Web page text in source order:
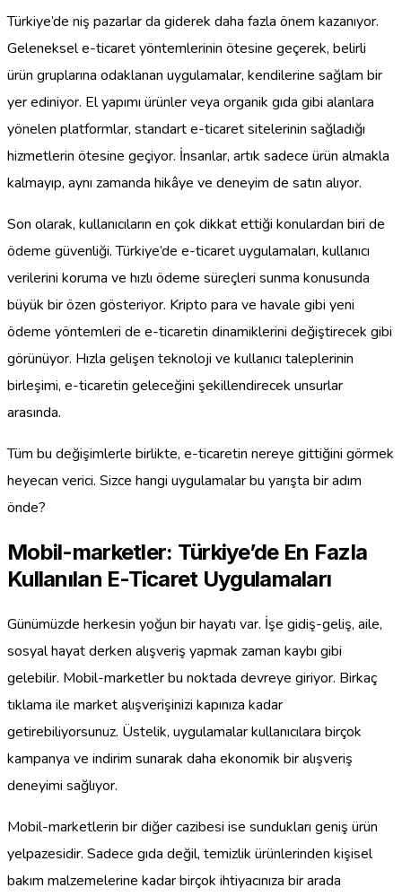
Türkiye’de niş pazarlar da giderek daha fazla önem kazanıyor.
Geleneksel e-ticaret yöntemlerinin ötesine geçerek, belirli
ürün gruplarına odaklanan uygulamalar, kendilerine sağlam bir
yer ediniyor. El yapımı ürünler veya organik gıda gibi alanlara
yönelen platformlar, standart e-ticaret sitelerinin sağladığı
hizmetlerin ötesine geçiyor. İnsanlar, artık sadece ürün almakla
kalmayıp, aynı zamanda hikâye ve deneyim de satın alıyor.
Son olarak, kullanıcıların en çok dikkat ettiği konulardan biri de
ödeme güvenliği. Türkiye’de e-ticaret uygulamaları, kullanıcı
verilerini koruma ve hızlı ödeme süreçleri sunma konusunda
büyük bir özen gösteriyor. Kripto para ve havale gibi yeni
ödeme yöntemleri de e-ticaretin dinamiklerini değiştirecek gibi
görünüyor. Hızla gelişen teknoloji ve kullanıcı taleplerinin
birleşimi, e-ticaretin geleceğini şekillendirecek unsurlar
arasında.
Tüm bu değişimlerle birlikte, e-ticaretin nereye gittiğini görmek
heyecan verici. Sizce hangi uygulamalar bu yarışta bir adım
önde?
Mobil-marketler: Türkiye’de En Fazla
Kullanılan E-Ticaret Uygulamaları
Günümüzde herkesin yoğun bir hayatı var. İşe gidiş-geliş, aile,
sosyal hayat derken alışveriş yapmak zaman kaybı gibi
gelebilir. Mobil-marketler bu noktada devreye giriyor. Birkaç
tıklama ile market alışverişinizi kapınıza kadar
getirebiliyorsunuz. Üstelik, uygulamalar kullanıcılara birçok
kampanya ve indirim sunarak daha ekonomik bir alışveriş
deneyimi sağlıyor.
Mobil-marketlerin bir diğer cazibesi ise sundukları geniş ürün
yelpazesidir. Sadece gıda değil, temizlik ürünlerinden kişisel
bakım malzemelerine kadar birçok ihtiyacınıza bir arada